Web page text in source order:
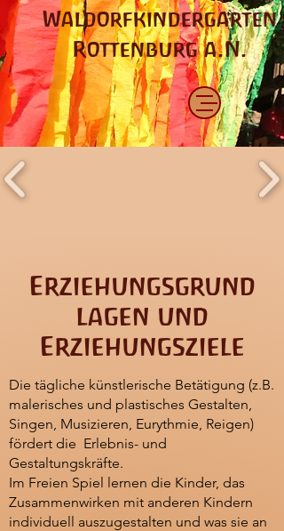
Waldorfkindergarten
Rottenburg a.N.
Erziehungsgrund
lagen und
Erziehungsziele
Die tägliche künstlerische Betätigung (z.B.
malerisches und plastisches Gestalten,
Singen, Musizieren, Eurythmie, Reigen)
fördert die Erlebnis- und
Gestaltungskräfte.
Im Freien Spiel lernen die Kinder, das
Zusammenwirken mit anderen Kindern
individuell auszugestalten und was sie an